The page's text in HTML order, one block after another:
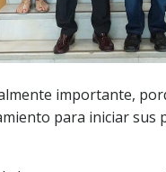
importante,
para iniciar